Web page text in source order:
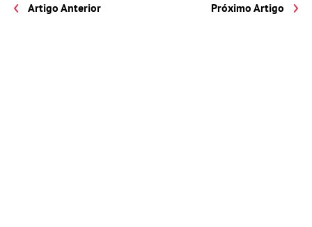
Artigo Anterior Próximo Artigo